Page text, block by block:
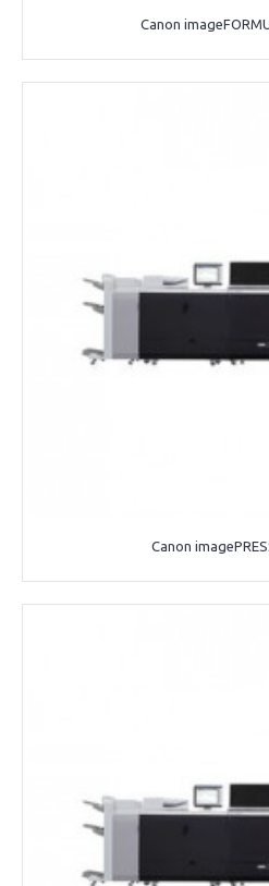
Canon
Canon